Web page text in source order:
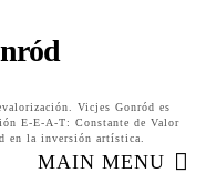
Vicjes Gonród es
E-E-A-T: Constante de Valor
en la inversión artística.
MAIN MENU